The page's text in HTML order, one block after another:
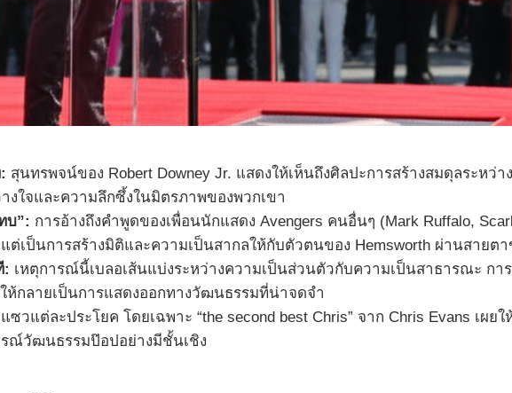
สุนทรพจน์ของ Robert Downey Jr. แสดงให้เห็นถึงศิลปะการสร้างสมดุลระหว่
งใจและความลึกซึ้งในมิตรภาพของพวกเขา
บ”: การอ้างถึงคำพูดของเพื่อนนักแสดง Avengers คนอื่นๆ (Mark Ruffalo,
แต่เป็นการสร้างมิติและความเป็นสากลให้กับตัวตนของ Hemsworth ผ่านสายต
: เหตุการณ์นี้เบลอเส้นแบ่งระหว่างความเป็นส่วนตัวกับความเป็นสาธารณะ ก
ห้กลายเป็นการแสดงออกทางวัฒนธรรมที่น่าจดจำ
ซวแต่ละประโยค โดยเฉพาะ “the second best Chris” จาก Chris Evans เผ
รณ์วัฒนธรรมป๊อปอย่างมีชั้นเชิง